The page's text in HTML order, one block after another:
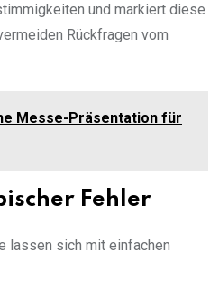
und markiert diese
Rückfragen vom
Messe-Präsentation für
Fehler
lassen sich mit einfachen